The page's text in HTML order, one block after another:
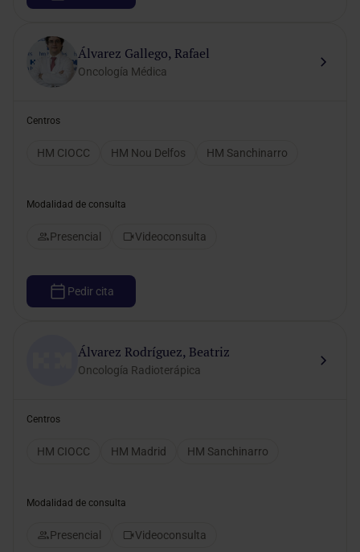
Álvarez Gallego, Rafael
Oncología Médica
Centros
HM CIOCC HM Nou Delfos HM Sanchinarro
Modalidad de consulta
Presencial Videoconsulta
Pedir cita
Álvarez Rodríguez, Beatriz
Oncología Radioterápica
Centros
HM CIOCC HM Madrid HM Sanchinarro
Modalidad de consulta
Presencial Videoconsulta